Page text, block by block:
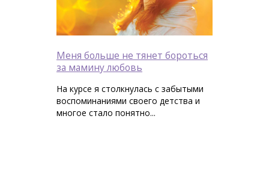
Меня больше не тянет бороться
за мамину любовь
На курсе я столкнулась с забытыми
воспоминаниями своего детства и
многое стало понятно...